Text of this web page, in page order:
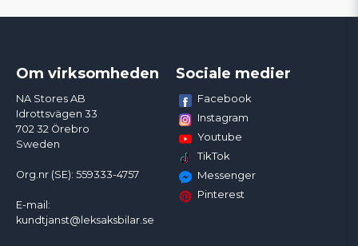
Om virksomheden
NA Stores AB
Idrottsvägen 33
702 32 Örebro
Sweden
Org.nr (SE): 559333-4757
E-mail:
kundtjanst@leksaksbilar.se
Sociale medier
Facebook
Instagram
Youtube
TikTok
Messenger
Pinterest